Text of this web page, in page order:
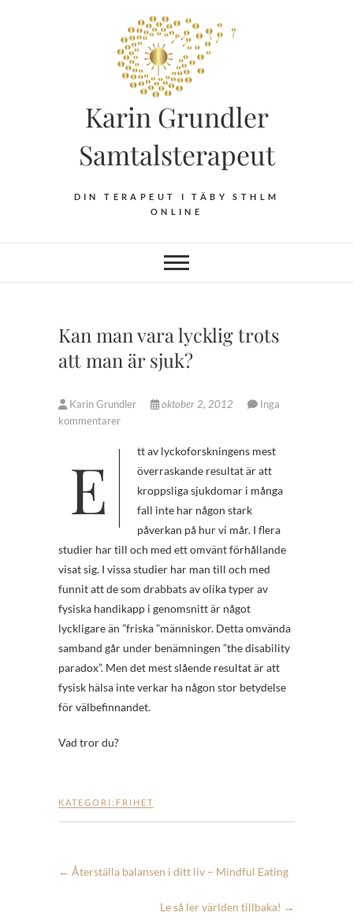
Karin Grundler
Samtalsterapeut
DIN TERAPEUT I TÄBY STHLM
ONLINE
Kan man vara lycklig trots
att man är sjuk?
Karin Grundler oktober 2, 2012
Inga
kommentarer
Ett av lyckoforskningens mest
överraskande resultat är att
kroppsliga sjukdomar i många
fall inte har någon stark
påverkan på hur vi mår. I flera
studier har till och med ett omvänt förhållande
visat sig. I vissa studier har man till och med
funnit att de som drabbats av olika typer av
fysiska handikapp i genomsnitt är något
lyckligare än ”friska ”människor. Detta omvända
samband går under benämningen ”the disability
paradox”. Men det mest slående resultat är att
fysisk hälsa inte verkar ha någon stor betydelse
för välbefinnandet.
Vad tror du?
KATEGORI: FRIHET
← Återställa balansen i ditt liv – Mindful Eating
Le så ler världen tillbaka! →